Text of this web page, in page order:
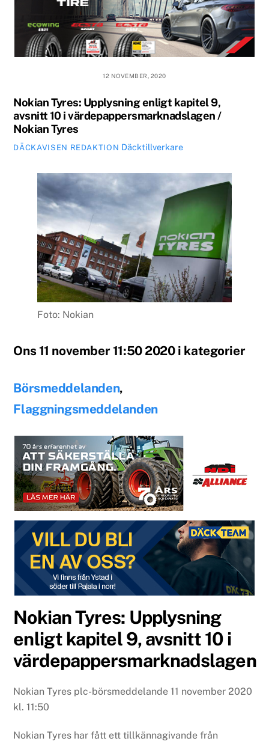
12 NOVEMBER, 2020
Nokian Tyres: Upplysning enligt kapitel 9,
avsnitt 10 i värdepappersmarknadslagen /
Nokian Tyres
DÄCKAVISEN REDAKTION Däcktillverkare
Foto: Nokian
Ons 11 november 11:50 2020 i kategorier
Börsmeddelanden,
Flaggningsmeddelanden
Nokian Tyres: Upplysning
enligt kapitel 9, avsnitt 10 i
värdepappersmarknadslagen
Nokian Tyres plc-börsmeddelande 11 november 2020
kl. 11:50
Nokian Tyres har fått ett tillkännagivande från